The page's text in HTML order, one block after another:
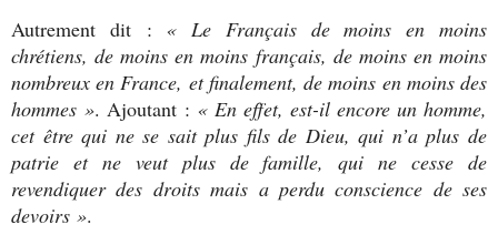
Autrement dit : « Le Français de moins en moins
chrétiens, de moins en moins français, de moins en moins
nombreux en France, et finalement, de moins en moins des
hommes ». Ajoutant : « En effet, est-il encore un homme,
cet être qui ne se sait plus fils de Dieu, qui n’a plus de
patrie et ne veut plus de famille, qui ne cesse de
revendiquer des droits mais a perdu conscience de ses
devoirs ».